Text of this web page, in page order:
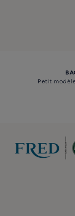
Petit